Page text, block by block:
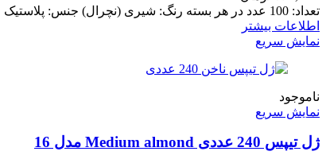
تعداد: 100 عدد در هر بسته رنگ: شیری (نچرال) جنس: پلاستیک مقاوم مناسب برای استفاده در کاشت ناخن با تیپ
اطلاعات بیشتر
نمایش سریع
ناموجود
نمایش سریع
ژل تیپس 240 عددی Medium almond مدل 16